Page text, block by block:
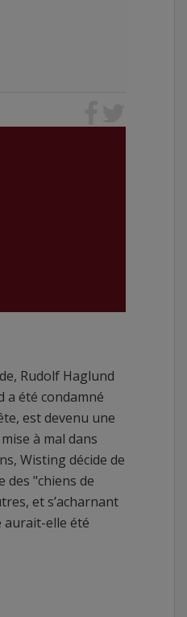
Rudolf Haglund
a été condamné
est devenu une
à mal dans
Wisting décide de
des "chiens de
et s’acharnant
aurait-elle été